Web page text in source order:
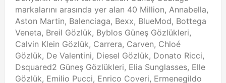
markalarını arasında yer alan 40 Million, Annabella,
Aston Martin, Balenciaga, Bexx, BlueMod, Bottega
Veneta, Breil Gözlük, Byblos Güneş Gözlükleri,
Calvin Klein Gözlük, Carrera, Carven, Chloé
Gözlük, De Valentini, Diesel Gözlük, Donato Ricci,
Dsquared2 Güneş Gözlükleri, Elia Sunglasses, Elle
Gözlük, Emilio Pucci, Enrico Coveri, Ermenegildo